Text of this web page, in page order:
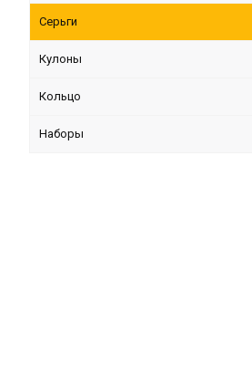
Серьги
Кулоны
Кольцо
Наборы